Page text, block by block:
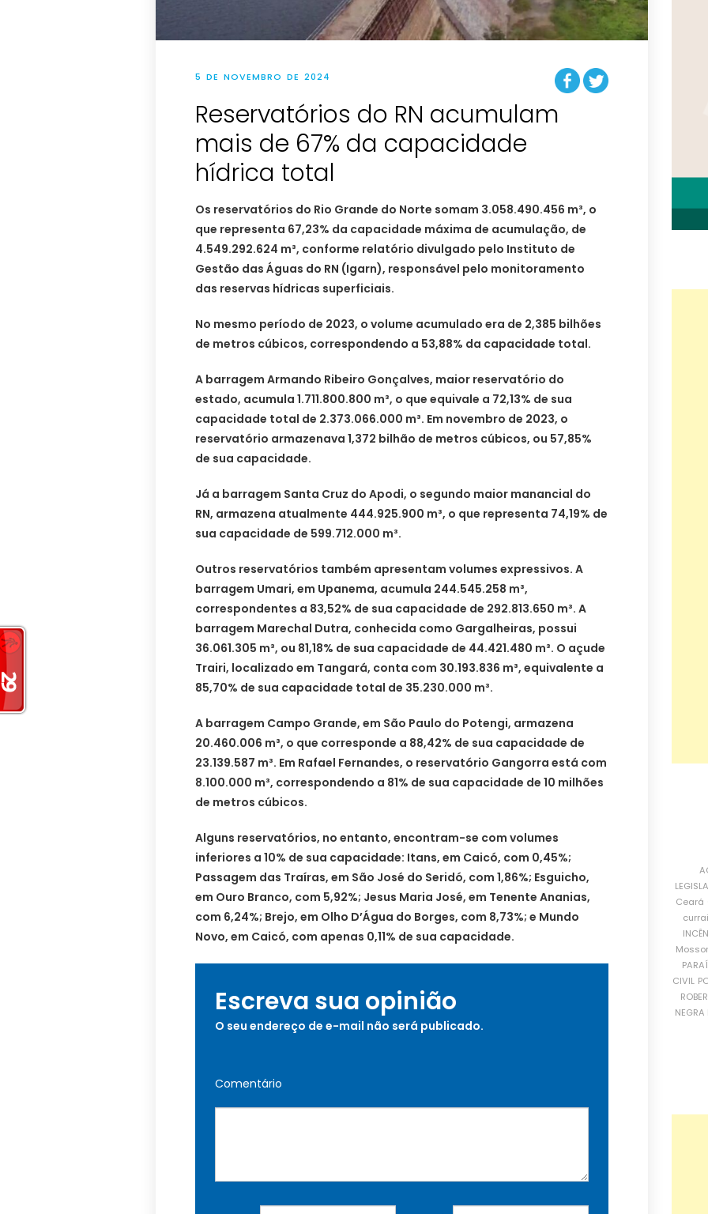
5 DE NOVEMBRO DE 2024
Reservatórios do RN acumulam
mais de 67% da capacidade
hídrica total
Os reservatórios do Rio Grande do Norte somam 3.058.490.456 m³, o
que representa 67,23% da capacidade máxima de acumulação, de
4.549.292.624 m³, conforme relatório divulgado pelo Instituto de
Gestão das Águas do RN (Igarn), responsável pelo monitoramento
das reservas hídricas superficiais.
No mesmo período de 2023, o volume acumulado era de 2,385 bilhões
de metros cúbicos, correspondendo a 53,88% da capacidade total.
A barragem Armando Ribeiro Gonçalves, maior reservatório do
estado, acumula 1.711.800.800 m³, o que equivale a 72,13% de sua
capacidade total de 2.373.066.000 m³. Em novembro de 2023, o
reservatório armazenava 1,372 bilhão de metros cúbicos, ou 57,85%
de sua capacidade.
Já a barragem Santa Cruz do Apodi, o segundo maior manancial do
RN, armazena atualmente 444.925.900 m³, o que representa 74,19% de
sua capacidade de 599.712.000 m³.
Outros reservatórios também apresentam volumes expressivos. A
barragem Umari, em Upanema, acumula 244.545.258 m³,
correspondentes a 83,52% de sua capacidade de 292.813.650 m³. A
barragem Marechal Dutra, conhecida como Gargalheiras, possui
36.061.305 m³, ou 81,18% de sua capacidade de 44.421.480 m³. O açude
Trairi, localizado em Tangará, conta com 30.193.836 m³, equivalente a
85,70% de sua capacidade total de 35.230.000 m³.
A barragem Campo Grande, em São Paulo do Potengi, armazena
20.460.006 m³, o que corresponde a 88,42% de sua capacidade de
23.139.587 m³. Em Rafael Fernandes, o reservatório Gangorra está com
8.100.000 m³, correspondendo a 81% de sua capacidade de 10 milhões
de metros cúbicos.
Alguns reservatórios, no entanto, encontram-se com volumes
inferiores a 10% de sua capacidade: Itans, em Caicó, com 0,45%;
Passagem das Traíras, em São José do Seridó, com 1,86%; Esguicho,
em Ouro Branco, com 5,92%; Jesus Maria José, em Tenente Ananias,
com 6,24%; Brejo, em Olho D’Água do Borges, com 8,73%; e Mundo
Novo, em Caicó, com apenas 0,11% de sua capacidade.
Escreva sua opinião
O seu endereço de e-mail não será publicado.
Comentário
Ceará
CIVIL
NEGRA